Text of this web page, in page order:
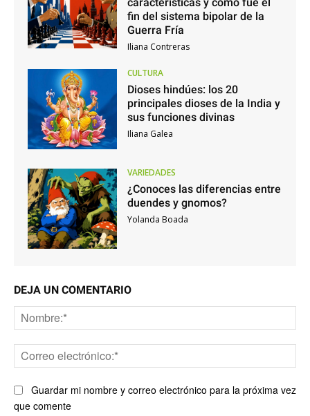
fin del sistema bipolar de la
Guerra Fría
Iliana Contreras
CULTURA
Dioses hindúes: los 20
principales dioses de la India y
sus funciones divinas
Iliana Galea
VARIEDADES
¿Conoces las diferencias entre
duendes y gnomos?
Yolanda Boada
DEJA UN COMENTARIO
Guardar mi nombre y correo electrónico para la próxima vez
que comente